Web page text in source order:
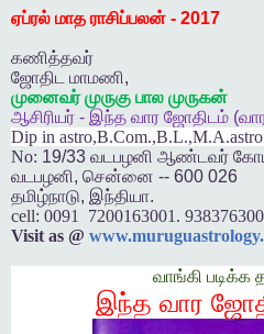
ஏப்ரல் மாத ராசிப்பலன் - 2017
கணித்தவர்
ஜோதிட
மாமணி,
முனைவர் முருகு பால முருகன்
ஆசிரியர் - இந்த வார ஜோதிடம் (
Dip in
No: 19/33 வடபழனி ஆண்டவர்
வடபழனி, சென்னை -- 600 026
தமிழ்நாடு, இந்தியா.
cell: 0091 7200163001.
Visit as @
வாங்கி படிக்க
இந்த வார